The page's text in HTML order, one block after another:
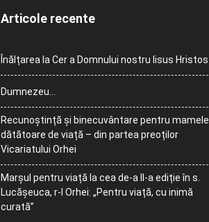
Articole recente
Înălțarea la Cer a Domnului nostru Iisus Hristos
Dumnezeu…
Recunoștință și binecuvântare pentru mamele
dătătoare de viață – din partea preoților
Vicariatului Orhei
Marșul pentru viață la cea de-a II-a ediție în s.
Lucășeuca, r-l Orhei: „Pentru viață, cu inimă
curată”